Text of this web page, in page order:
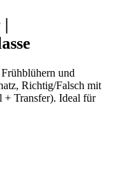
|
und
Richtig/Falsch mit
+ Transfer). Ideal für